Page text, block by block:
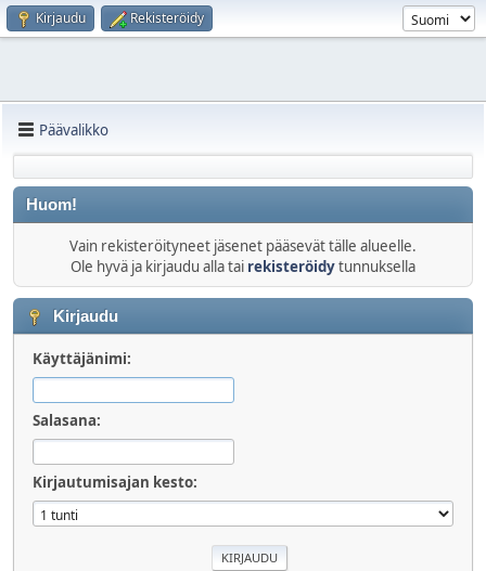
Kirjaudu Rekisteröidy
Päävalikko
Huom!
Vain rekisteröityneet jäsenet pääsevät tälle alueelle.
Ole hyvä ja kirjaudu alla tai rekisteröidytunnuksella
Kirjaudu
Käyttäjänimi:
Salasana:
Kirjautumisajan kesto: